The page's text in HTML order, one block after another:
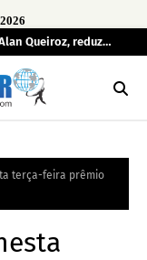
Queiroz, reduz
terça-feira prêmio